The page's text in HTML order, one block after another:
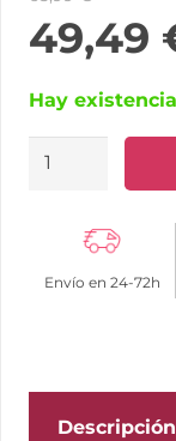
49,49
Hay
FETISH
ALMOHADA
MASTER
GRANDE
Envío en 24-72h
Descripción